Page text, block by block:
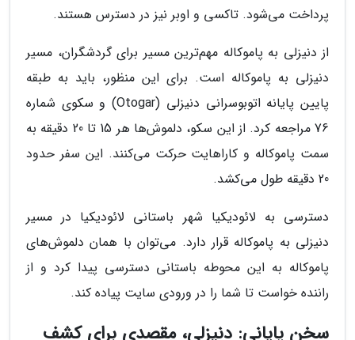
پرداخت می‌شود. تاکسی و اوبر نیز در دسترس هستند.
از دنیزلی به پاموکاله مهم‌ترین مسیر برای گردشگران، مسیر
دنیزلی به پاموکاله است. برای این منظور، باید به طبقه
پایین پایانه اتوبوسرانی دنیزلی (Otogar) و سکوی شماره
76 مراجعه کرد. از این سکو، دلموش‌ها هر 15 تا 20 دقیقه به
سمت پاموکاله و کاراهایت حرکت می‌کنند. این سفر حدود
20 دقیقه طول می‌کشد.
دسترسی به لائودیکیا شهر باستانی لائودیکیا در مسیر
دنیزلی به پاموکاله قرار دارد. می‌توان با همان دلموش‌های
پاموکاله به این محوطه باستانی دسترسی پیدا کرد و از
راننده خواست تا شما را در ورودی سایت پیاده کند.
سخن پایانی: دنیزلی، مقصدی برای کشف